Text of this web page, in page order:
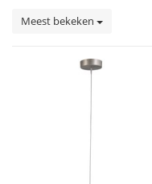
Meest bekeken